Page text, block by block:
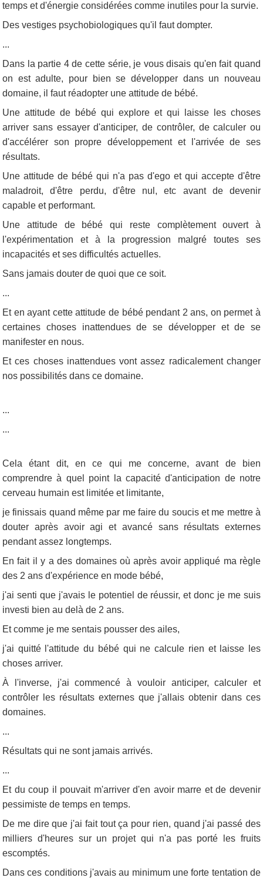
temps et d'énergie considérées comme inutiles pour la survie.
Des vestiges psychobiologiques qu'il faut dompter.
...
Dans la partie 4 de cette série, je vous disais qu'en fait quand
on est adulte, pour bien se développer dans un nouveau
domaine, il faut réadopter une attitude de bébé.
Une attitude de bébé qui explore et qui laisse les choses
arriver sans essayer d'anticiper, de contrôler, de calculer ou
d'accélérer son propre développement et l'arrivée de ses
résultats.
Une attitude de bébé qui n'a pas d'ego et qui accepte d'être
maladroit, d'être perdu, d'être nul, etc avant de devenir
capable et performant.
Une attitude de bébé qui reste complètement ouvert à
l'expérimentation et à la progression malgré toutes ses
incapacités et ses difficultés actuelles.
Sans jamais douter de quoi que ce soit.
...
Et en ayant cette attitude de bébé pendant 2 ans, on permet à
certaines choses inattendues de se développer et de se
manifester en nous.
Et ces choses inattendues vont assez radicalement changer
nos possibilités dans ce domaine.
...
...
Cela étant dit, en ce qui me concerne, avant de bien
comprendre à quel point la capacité d'anticipation de notre
cerveau humain est limitée et limitante,
je finissais quand même par me faire du soucis et me mettre à
douter après avoir agi et avancé sans résultats externes
pendant assez longtemps.
En fait il y a des domaines où après avoir appliqué ma règle
des 2 ans d'expérience en mode bébé,
j'ai senti que j'avais le potentiel de réussir, et donc je me suis
investi bien au delà de 2 ans.
Et comme je me sentais pousser des ailes,
j'ai quitté l'attitude du bébé qui ne calcule rien et laisse les
choses arriver.
À l'inverse, j'ai commencé à vouloir anticiper, calculer et
contrôler les résultats externes que j'allais obtenir dans ces
domaines.
...
Résultats qui ne sont jamais arrivés.
...
Et du coup il pouvait m'arriver d'en avoir marre et de devenir
pessimiste de temps en temps.
De me dire que j'ai fait tout ça pour rien, quand j'ai passé des
milliers d'heures sur un projet qui n'a pas porté les fruits
escomptés.
Dans ces conditions j'avais au minimum une forte tentation de